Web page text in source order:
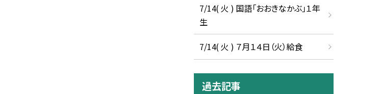
7/14( 火 ) 国語「おおきなかぶ」１年
生
7/14( 火 ) ７月１４日（火）給食
過去記事